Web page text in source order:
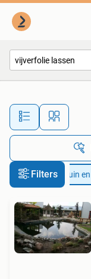
Filters Tuin